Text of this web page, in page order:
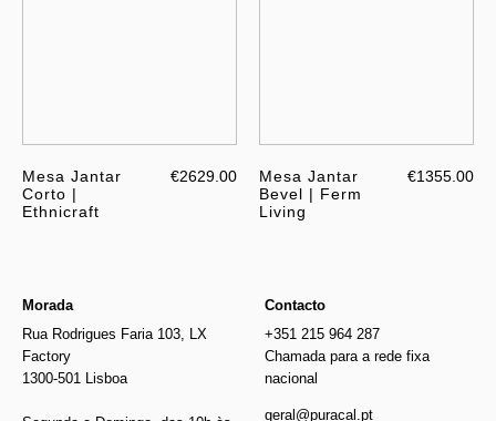
Mesa Jantar
Corto |
Ethnicraft
€2629.00
Mesa Jantar
Bevel | Ferm
Living
€1355.00
Morada
Rua Rodrigues Faria 103, LX
Factory
1300-501 Lisboa
Contacto
+351 215 964 287
Chamada para a rede fixa
nacional
geral@puracal.pt